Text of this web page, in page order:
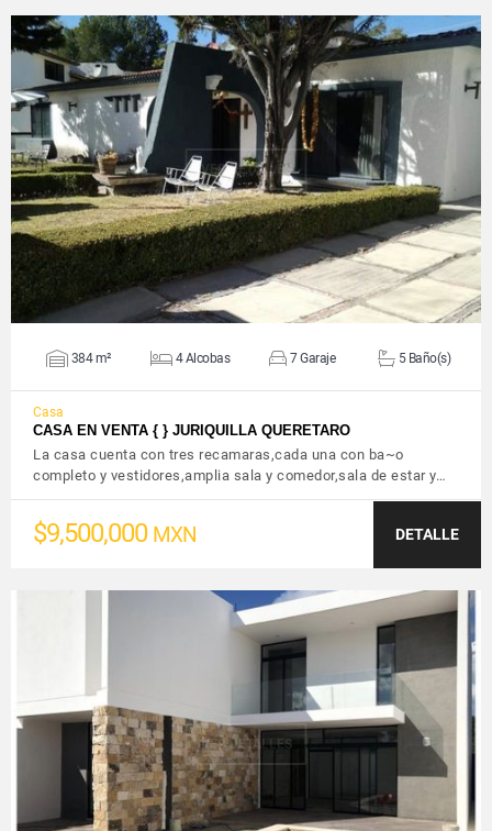
VER DETALLES
384 m² 4 Alcobas 7 Garaje 5 Baño(s)
Casa
CASA EN VENTA { } JURIQUILLA QUERETARO
La casa cuenta con tres recamaras,cada una con ba~o
completo y vestidores,amplia sala y comedor,sala de estar y…
$9,500,000 MXN DETALLE
VER DETALLES